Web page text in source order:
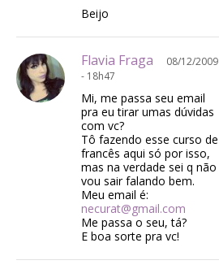
Beijo
Flavia Fraga
08/12/2009
- 18h47
Mi, me passa seu email
pra eu tirar umas dúvidas
com vc?
Tô fazendo esse curso de
francês aqui só por isso,
mas na verdade sei q não
vou sair falando bem.
Meu email é:
necurat@gmail.com
Me passa o seu, tá?
E boa sorte pra vc!